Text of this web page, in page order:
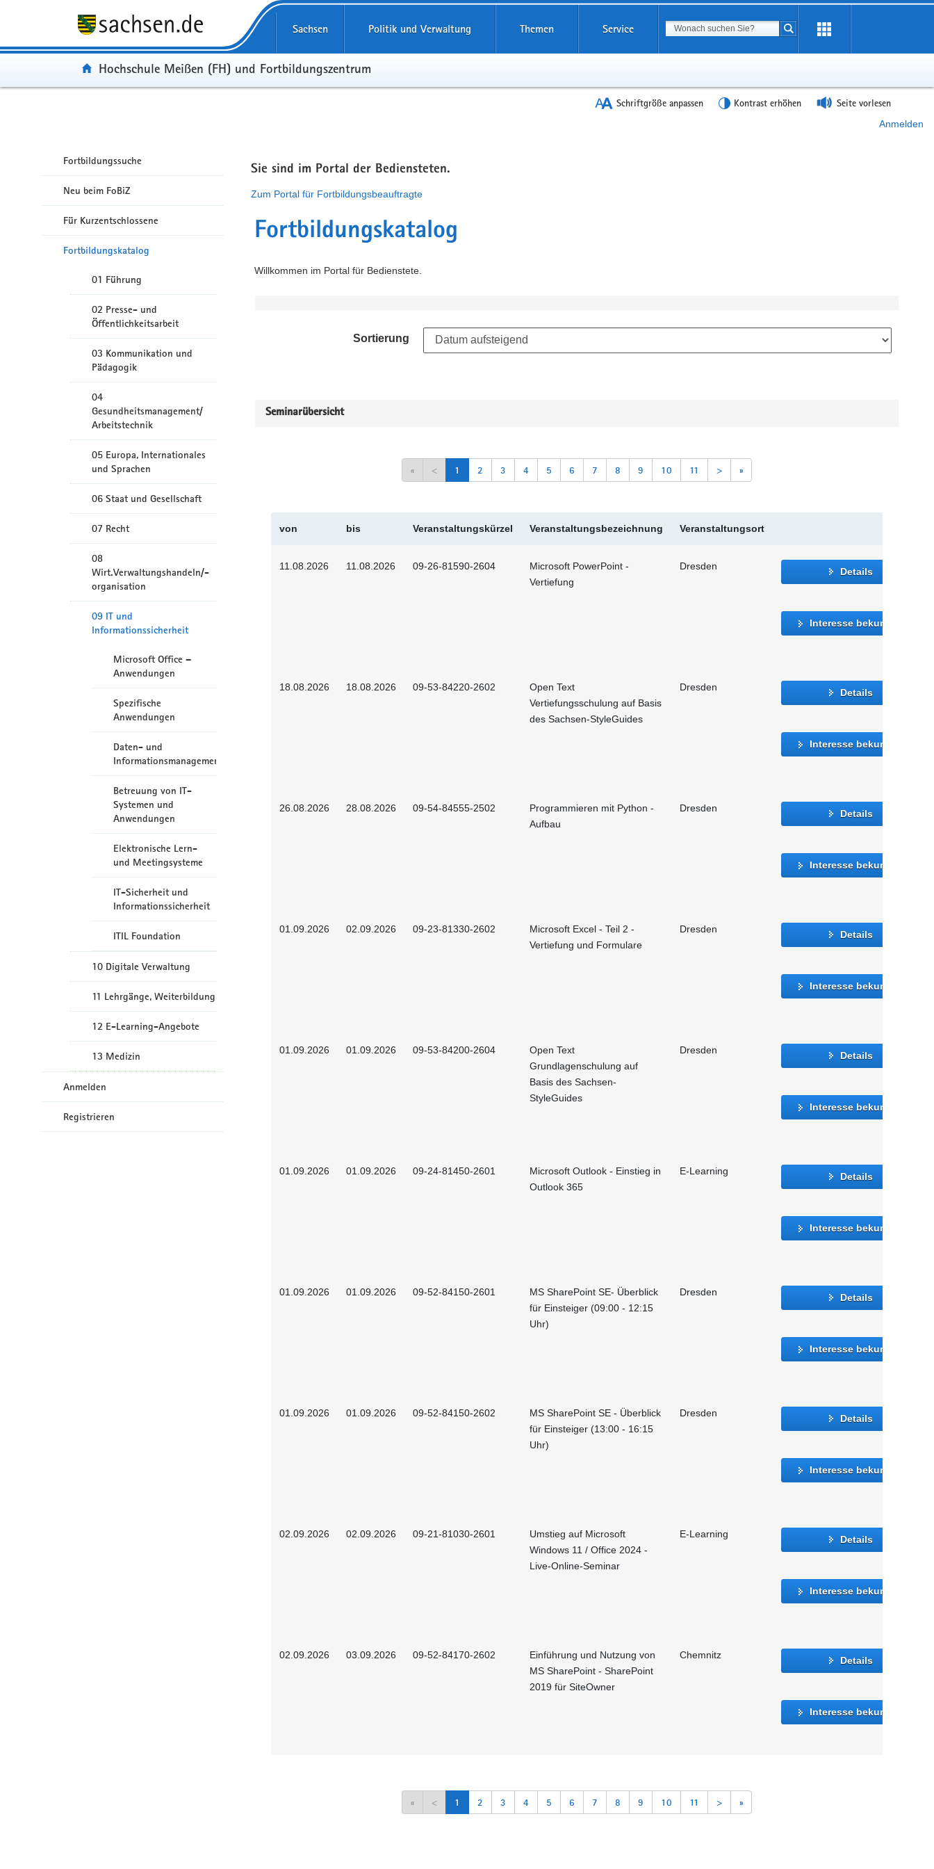
Sachsen Politik und Verwaltung Themen Service Suchbegriff
Suche starten
Portal:
Hochschule Meißen (FH) und Fortbildungszentrum
Schriftgröße anpassen Kontrast erhöhen Seite vorlesen
Anmelden
Fortbildungssuche
Neu beim FoBiZ
Für Kurzentschlossene
Fortbildungskatalog
01 Führung
02 Presse- und
Öffentlichkeitsarbeit
03 Kommunikation und
Pädagogik
04
Gesundheitsmanagement/
Arbeitstechnik
05 Europa, Internationales
und Sprachen
06 Staat und Gesellschaft
07 Recht
08
Wirt.Verwaltungshandeln/-
organisation
09 IT und
Informationssicherheit
Microsoft Office –
Anwendungen
Spezifische
Anwendungen
Daten- und
Informationsmanagement
Betreuung von IT-
Systemen und
Anwendungen
Elektronische Lern-
und Meetingsysteme
IT-Sicherheit und
Informationssicherheit
ITIL Foundation
10 Digitale Verwaltung
11 Lehrgänge, Weiterbildung
12 E-Learning-Angebote
13 Medizin
Anmelden
Registrieren
Sie sind im Portal der Bediensteten.
Zum Portal für Fortbildungsbeauftragte
Fortbildungskatalog
Willkommen im Portal für Bedienstete.
Sortierung
Seminarübersicht
« < 1 2 3 4 5 6 7 8 9 10 11 > »
von bis Veranstaltungskürzel Veranstaltungsbezeichnung Veranstaltungsort
11.08.2026 11.08.2026 09-26-81590-2604
Microsoft PowerPoint -
Vertiefung
Dresden Details
Interesse bekunden
18.08.2026 18.08.2026 09-53-84220-2602
Open Text
Vertiefungsschulung auf Basis
des Sachsen-StyleGuides
Dresden Details
Interesse bekunden
26.08.2026 28.08.2026 09-54-84555-2502
Programmieren mit Python -
Aufbau
Dresden Details
Interesse bekunden
01.09.2026 02.09.2026 09-23-81330-2602
Microsoft Excel - Teil 2 -
Vertiefung und Formulare
Dresden Details
Interesse bekunden
01.09.2026 01.09.2026 09-53-84200-2604
Open Text
Grundlagenschulung auf
Basis des Sachsen-
StyleGuides
Dresden Details
Interesse bekunden
01.09.2026 01.09.2026 09-24-81450-2601
Microsoft Outlook - Einstieg in
Outlook 365
E-Learning Details
Interesse bekunden
01.09.2026 01.09.2026 09-52-84150-2601
MS SharePoint SE- Überblick
für Einsteiger (09:00 - 12:15
Uhr)
Dresden Details
Interesse bekunden
01.09.2026 01.09.2026 09-52-84150-2602
MS SharePoint SE - Überblick
für Einsteiger (13:00 - 16:15
Uhr)
Dresden Details
Interesse bekunden
02.09.2026 02.09.2026 09-21-81030-2601
Umstieg auf Microsoft
Windows 11 / Office 2024 -
Live-Online-Seminar
E-Learning Details
Interesse bekunden
02.09.2026 03.09.2026 09-52-84170-2602
Einführung und Nutzung von
MS SharePoint - SharePoint
2019 für SiteOwner
Chemnitz Details
Interesse bekunden
« < 1 2 3 4 5 6 7 8 9 10 11 > »